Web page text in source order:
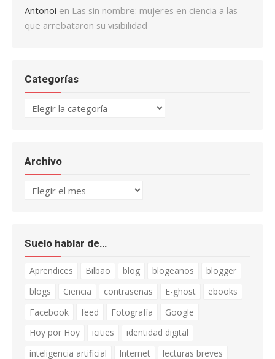
Antonoi en Las sin nombre: mujeres en ciencia a las
que arrebataron su visibilidad
Categorías
Categorías
Archivo
Archivo
Suelo hablar de…
Aprendices Bilbao blog blogeaños
blogger
blogs
Ciencia contraseñas E-ghost
ebooks
Facebook
feed Fotografía
Google
Hoy por Hoy
icities
identidad digital
inteligencia artificial
Internet
lecturas breves